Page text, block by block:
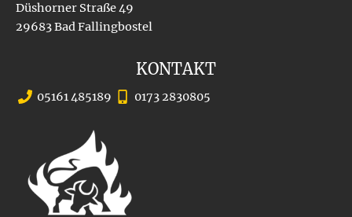
Düshorner Straße 49
29683 Bad Fallingbostel
KONTAKT
05161 485189 0173 2830805